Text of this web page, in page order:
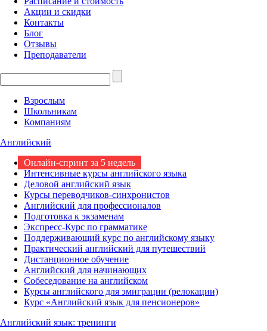
Акции и скидки
Контакты
Блог
Отзывы
Преподаватели
Взрослым
Школьникам
Компаниям
Английский
Онлайн-спринт за 5 недель
Интенсивные курсы английского языка
Деловой английский язык
Курсы переводчиков-синхронистов
Английский для профессионалов
Подготовка к экзаменам
Экспресс-Курс по грамматике
Поддерживающий курс по английскому языку
Практический английский для путешествий
Дистанционное обучение
Английский для начинающих
Собеседование на английском
Курсы английского для эмиграции (релокации)
Курс «Английский язык для пенсионеров»
Английский язык: тренинги